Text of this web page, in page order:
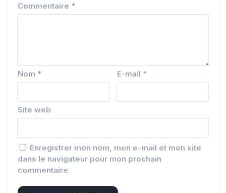
Commentaire *
Nom * E-mail *
Site web
Enregistrer mon nom, mon e-mail et mon site
dans le navigateur pour mon prochain
commentaire.